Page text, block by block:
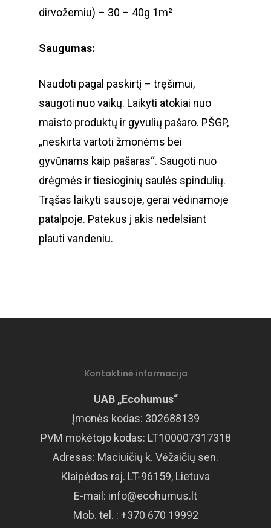
dirvožemiu) – 30 – 40g 1m²
Saugumas:
Naudoti pagal paskirtį – tręšimui,
saugoti nuo vaikų. Laikyti atokiai nuo
maisto produktų ir gyvulių pašaro. PŠGP,
„neskirta vartoti žmonėms bei
gyvūnams kaip pašaras“. Saugoti nuo
drėgmės ir tiesioginių saulės spindulių.
Trąšas laikyti sausoje, gerai vėdinamoje
patalpoje. Patekus į akis nedelsiant
plauti vandeniu.
Kontaktinė informacija
UAB „Ecohumus“
Įmonės kodas: 302688139
PVM mokėtojo kodas: LT100007317318
Adresas: Maciuičių k. Vėžaičių sen.
Klaipėdos raj. LT-96159, Lietuva
E-mail: info@ecohumus.lt
Mob. tel. : +370 670 19992